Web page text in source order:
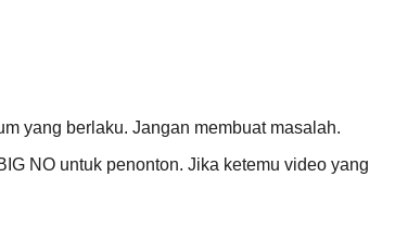
yang berlaku. Jangan membuat masalah.
NO untuk penonton. Jika ketemu video yang